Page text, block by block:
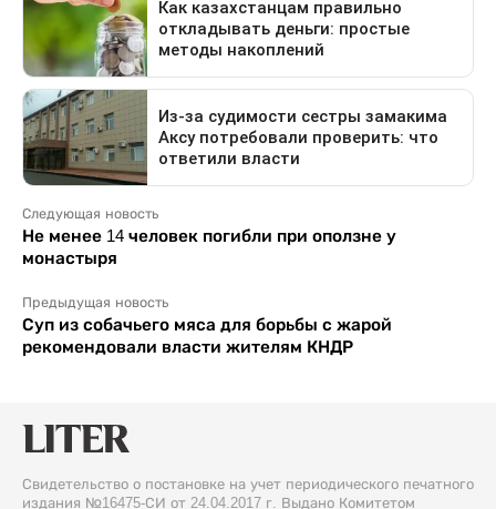
Следующая новость
Не менее 14 человек погибли при оползне у
монастыря
Предыдущая новость
Суп из собачьего мяса для борьбы с жарой
рекомендовали власти жителям КНДР
Свидетельство о постановке на учет периодического печатного
издания №16475-СИ от 24.04.2017 г. Выдано Комитетом